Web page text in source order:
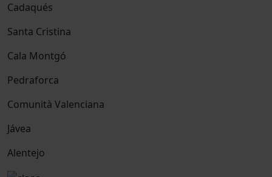
Cadaqués
Santa Cristina
Cala Montgó
Pedraforca
Comunità Valenciana
Jávea
Alentejo